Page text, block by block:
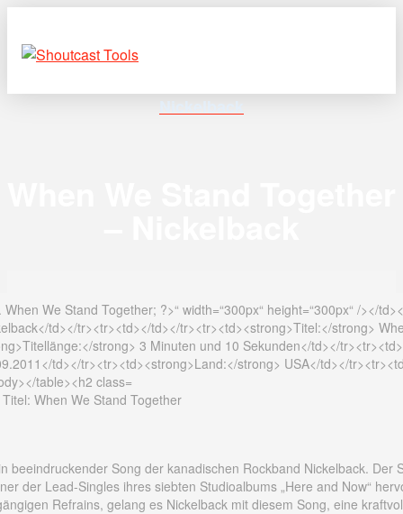
Nickelback
When We Stand Together
beeindruckender Song der kanadischen Rockband Nickelback. Der
der Lead-Singles ihres siebten Studioalbums „Here and Now“
Refrains, gelang es Nickelback mit diesem Song, eine